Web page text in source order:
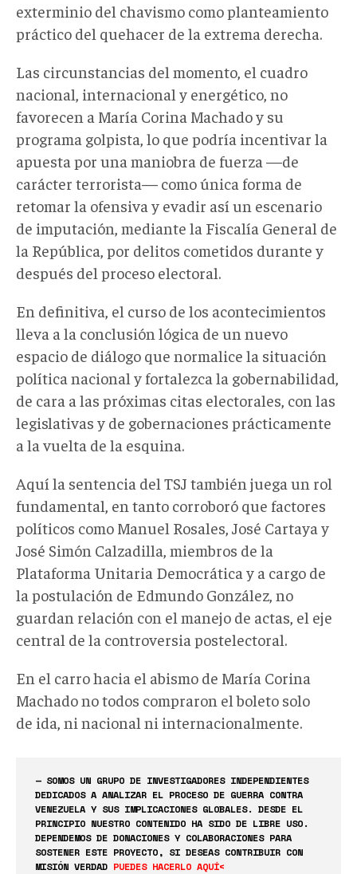
exterminio del chavismo como planteamiento
práctico del quehacer de la extrema derecha.
Las circunstancias del momento, el cuadro
nacional, internacional y energético, no
favorecen a María Corina Machado y su
programa golpista, lo que podría incentivar la
apuesta por una maniobra de fuerza —de
carácter terrorista— como única forma de
retomar la ofensiva y evadir así un escenario
de imputación, mediante la Fiscalía General de
la República, por delitos cometidos durante y
después del proceso electoral.
En definitiva, el curso de los acontecimientos
lleva a la conclusión lógica de un nuevo
espacio de diálogo que normalice la situación
política nacional y fortalezca la gobernabilidad,
de cara a las próximas citas electorales, con las
legislativas y de gobernaciones prácticamente
a la vuelta de la esquina.
Aquí la sentencia del TSJ también juega un rol
fundamental, en tanto corroboró que factores
políticos como Manuel Rosales, José Cartaya y
José Simón Calzadilla, miembros de la
Plataforma Unitaria Democrática y a cargo de
la postulación de Edmundo González, no
guardan relación con el manejo de actas, el eje
central de la controversia postelectoral.
En el carro hacia el abismo de María Corina
Machado no todos compraron el boleto solo
de ida, ni nacional ni internacionalmente.
— SOMOS UN GRUPO DE INVESTIGADORES INDEPENDIENTES
DEDICADOS A ANALIZAR EL PROCESO DE GUERRA CONTRA
VENEZUELA Y SUS IMPLICACIONES GLOBALES. DESDE EL
PRINCIPIO NUESTRO CONTENIDO HA SIDO DE LIBRE USO.
DEPENDEMOS DE DONACIONES Y COLABORACIONES PARA
SOSTENER ESTE PROYECTO, SI DESEAS CONTRIBUIR CON
MISIÓN VERDAD PUEDES HACERLO AQUÍ<